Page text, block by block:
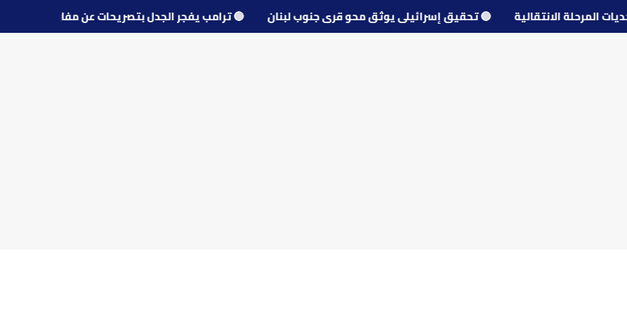
المرحلة الانتقالية 🔵تحقيق إسرائيلي يوثق محو قرى جنوب لبنان 🔵ترامب يفجر الجدل بتصريحات عن مفاوضات